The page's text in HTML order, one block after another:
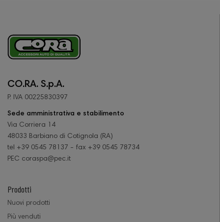
CO.RA. S.p.A.
P. IVA 00225830397
Sede amministrativa e stabilimento
Via Corriera 14
48033 Barbiano di Cotignola (RA)
tel +39 0545 78137 - fax +39 0545 78734
PEC coraspa@pec.it
Prodotti
Nuovi prodotti
Più venduti